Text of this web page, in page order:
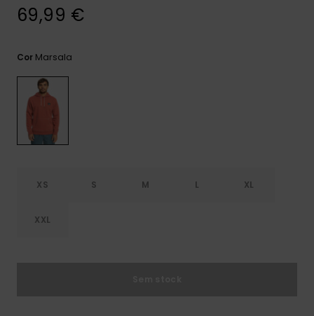
69,99 €
Cor Marsala
XS S M L XL
XXL